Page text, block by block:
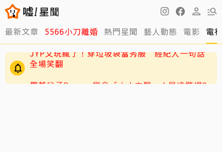
最新文章 5566小刀離婚 熱門星聞 藝人動態 電影 電
周董兒子Romeo變身「小小中醫」！昆凌驚爆8